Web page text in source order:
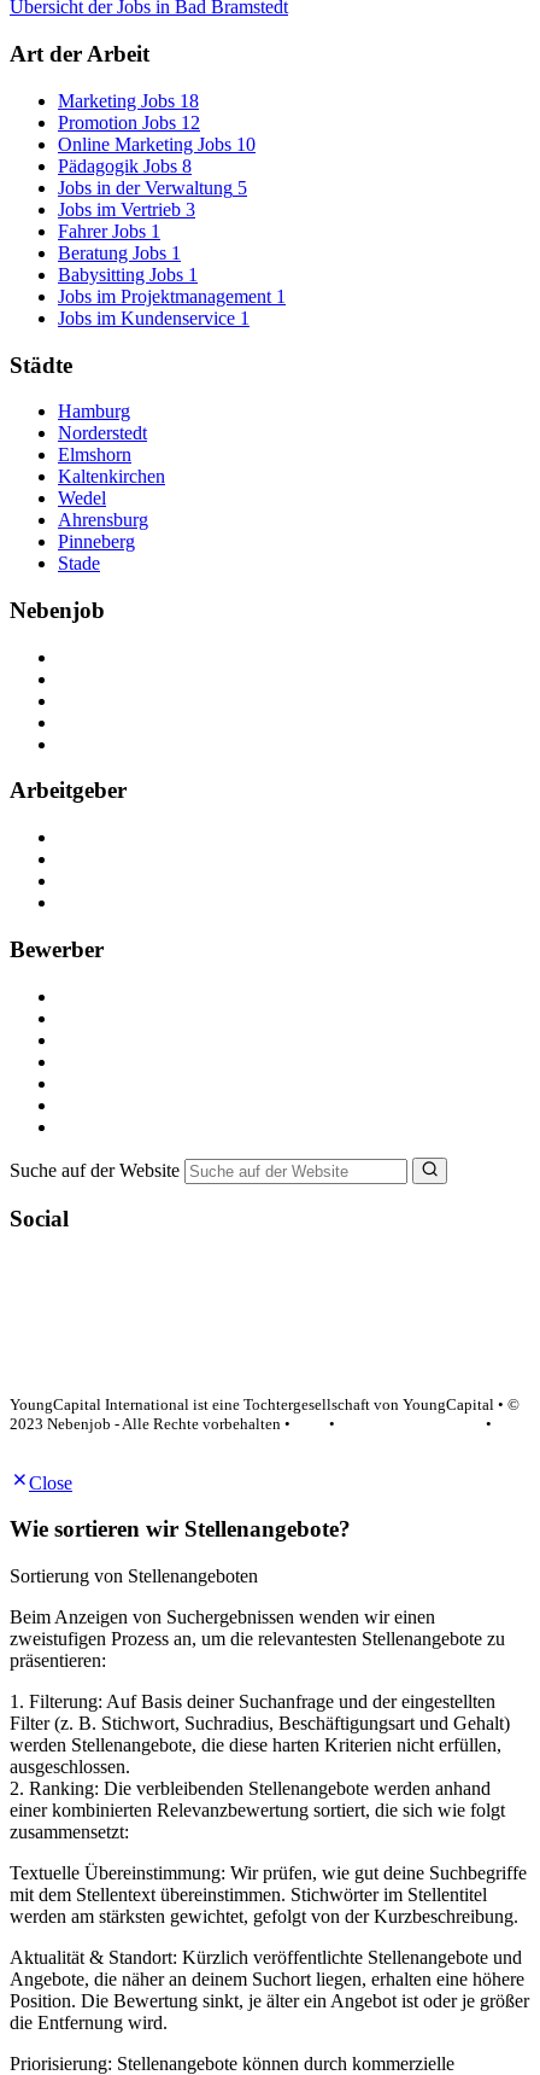
Übersicht der Jobs in Bad Bramstedt
Art der Arbeit
Marketing Jobs 18
Promotion Jobs 12
Online Marketing Jobs 10
Pädagogik Jobs 8
Jobs in der Verwaltung 5
Jobs im Vertrieb 3
Fahrer Jobs 1
Beratung Jobs 1
Babysitting Jobs 1
Jobs im Projektmanagement 1
Jobs im Kundenservice 1
Städte
Hamburg
Norderstedt
Elmshorn
Kaltenkirchen
Wedel
Ahrensburg
Pinneberg
Stade
Nebenjob
Arbeitgeber
Bewerber
Suche auf der Website
Social
YoungCapital International ist eine Tochtergesellschaft von YoungCapital • ©
2023 Nebenjob - Alle Rechte vorbehalten •
•
•
Close
Wie sortieren wir Stellenangebote?
Sortierung von Stellenangeboten
Beim Anzeigen von Suchergebnissen wenden wir einen
zweistufigen Prozess an, um die relevantesten Stellenangebote zu
präsentieren:
1. Filterung: Auf Basis deiner Suchanfrage und der eingestellten
Filter (z. B. Stichwort, Suchradius, Beschäftigungsart und Gehalt)
werden Stellenangebote, die diese harten Kriterien nicht erfüllen,
ausgeschlossen.
2. Ranking: Die verbleibenden Stellenangebote werden anhand
einer kombinierten Relevanzbewertung sortiert, die sich wie folgt
zusammensetzt:
Textuelle Übereinstimmung: Wir prüfen, wie gut deine Suchbegriffe
mit dem Stellentext übereinstimmen. Stichwörter im Stellentitel
werden am stärksten gewichtet, gefolgt von der Kurzbeschreibung.
Aktualität & Standort: Kürzlich veröffentlichte Stellenangebote und
Angebote, die näher an deinem Suchort liegen, erhalten eine höhere
Position. Die Bewertung sinkt, je älter ein Angebot ist oder je größer
die Entfernung wird.
Priorisierung: Stellenangebote können durch kommerzielle